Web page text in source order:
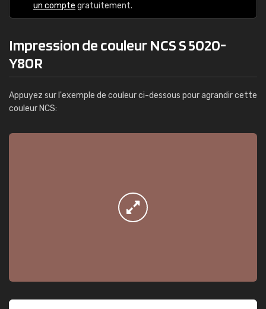
un compte gratuitement.
Impression de couleur NCS S 5020-
Y80R
Appuyez sur l'exemple de couleur ci-dessous pour agrandir cette
couleur NCS: